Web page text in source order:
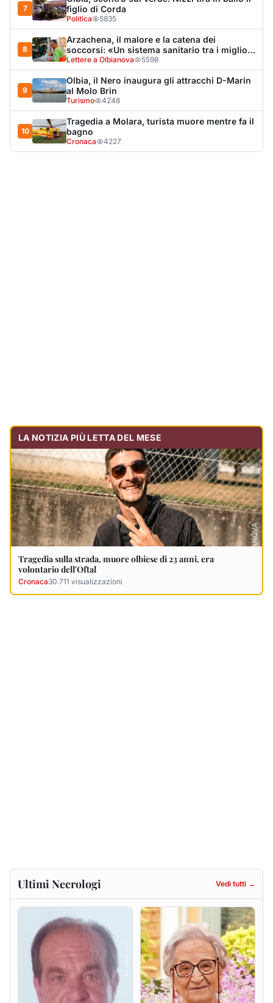
7
figlio di Corda
Politica 5835
8
Arzachena, il malore e la catena dei
soccorsi: «Un sistema sanitario tra i migliori
al mondo»
Lettere a Olbianova 5598
9
Olbia, il Nero inaugura gli attracchi D-Marin
al Molo Brin
Turismo 4248
10
Tragedia a Molara, turista muore mentre fa il
bagno
Cronaca 4227
LA NOTIZIA PIÙ LETTA DEL MESE
Tragedia sulla strada, muore olbiese di 23 anni, era
volontario dell'Oftal
Cronaca30.711 visualizzazioni
Ultimi Necrologi Vedi tutti →